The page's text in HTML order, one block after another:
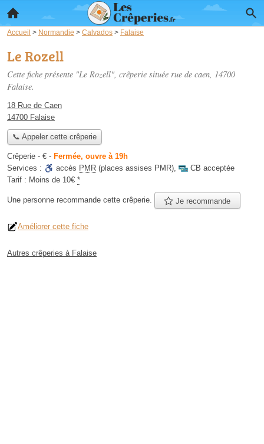
Accueil > Normandie > Calvados > Falaise
Le Rozell
Cette fiche présente "Le Rozell", crêperie située rue de caen, 14700
Falaise.
18 Rue de Caen
14700 Falaise
📞 Appeler cette crêperie
Crêperie - € - Fermée, ouvre à 19h
Services :
accès PMR (places assises PMR),
CB acceptée
Tarif : Moins de 10€ *
Une personne recommande cette crêperie. Je recommande
Améliorer cette fiche
Autres crêperies à Falaise